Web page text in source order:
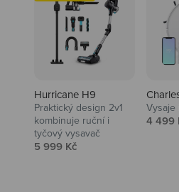
Hurricane H9
Praktický design 2v1
kombinuje ruční i
tyčový vysavač
Prodejní cena
5 999 Kč
4 499
Audio
Niceboy sluchátka a
padnou do noty.